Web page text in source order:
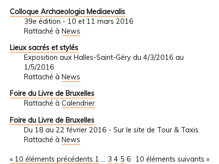
Colloque Archaeologia Mediaevalis
39e édition - 10 et 11 mars 2016
Rattaché à News
Lieux sacrés et stylés
Exposition aux Halles-Saint-Géry du 4/3/2016 au
1/5/2016
Rattaché à News
Foire du Livre de Bruxelles
Rattaché à Calendrier
Foire du Livre de Bruxelles
Du 18 au 22 février 2016 - Sur le site de Tour & Taxis.
Rattaché à News
« 10 éléments précédents 10 éléments suivants »
1 ... 3 4 5 6